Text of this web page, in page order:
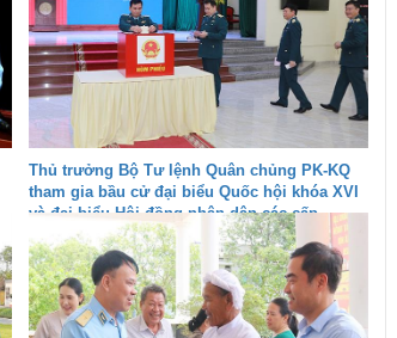
Thủ trưởng Bộ Tư lệnh Quân chủng PK-KQ
tham gia bầu cử đại biểu Quốc hội khóa XVI
và đại biểu Hội đồng nhân dân các cấp
nhiệm kỳ 2026-2031